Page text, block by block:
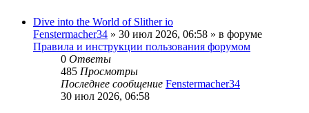
Dive into the World of Slither io
Fenstermacher34 » 30 июл 2026, 06:58 » в форуме
Правила и инструкции пользования форумом
0 Ответы
485 Просмотры
Последнее сообщение Fenstermacher34
30 июл 2026, 06:58